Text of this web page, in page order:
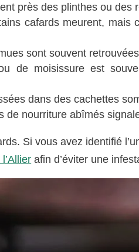
près des plinthes ou des
cafards meurent, mais
sont souvent
de moisissure est
dans des cachettes
de nourriture abîmés
Si vous avez identifié
afin d’éviter une